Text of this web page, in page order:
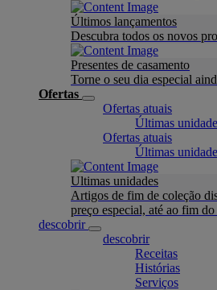
Últimos lançamentos
Descubra todos os novos
Presentes de casamento
Torne o seu dia especial
Ofertas
Ofertas atuais
Últimas
Ofertas atuais
Últimas
Ultimas unidades
Artigos de fim de coleção
preço especial, até ao fim
descobrir
descobrir
Receitas
Histórias
Serviços